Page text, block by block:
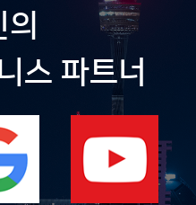
스 파트너